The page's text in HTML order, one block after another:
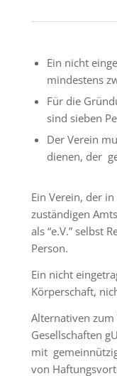
Ein nicht
mindestens
Für die
sind sieben
DerVerein
dienen, der
Ein Verein, der
zuständigen
als “e.V.” selbst
Person.
Ein nicht
Körperschaft,
Alternativen
Gesellschaften
mit
von